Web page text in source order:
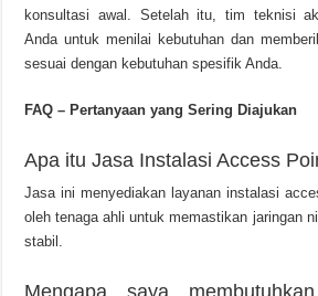
konsultasi awal. Setelah itu, tim teknisi
Anda untuk menilai kebutuhan dan
sesuai dengan kebutuhan spesifik Anda.
FAQ – Pertanyaan yang Sering Diajukan
Apa itu Jasa Instalasi Access
Jasa ini menyediakan layanan instalasi
oleh tenaga ahli untuk memastikan jaringan
stabil.
Mengapa saya